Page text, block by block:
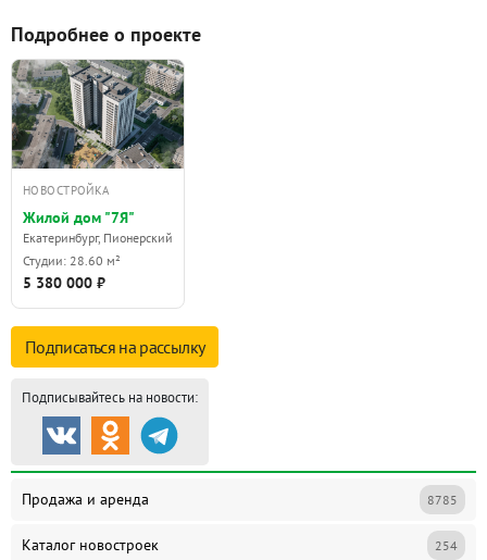
Подробнее о проекте
НОВОСТРОЙКА
Жилой дом "7Я"
Екатеринбург, Пионерский
Студии: 28.60 м²
5 380 000 ₽
Подписаться на рассылку
Подписывайтесь на новости:
Продажа и аренда 8785
Каталог новостроек 254